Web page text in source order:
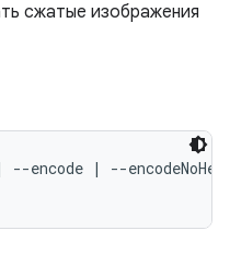
сжатые изображения
| --